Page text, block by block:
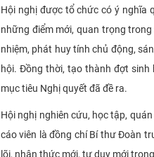
Hội nghị được tổ chức có ý nghĩa
những điểm mới, quan trọng
nhiệm, phát huy tính chủ động,
hội. Đồng thời, tạo thành đợt
mục tiêu Nghị quyết đã đề ra.
Hội nghị nghiên cứu, học tập,
cáo viên là đồng chí Bí thư Đoàn
lõi, nhận thức mới, tư duy mới